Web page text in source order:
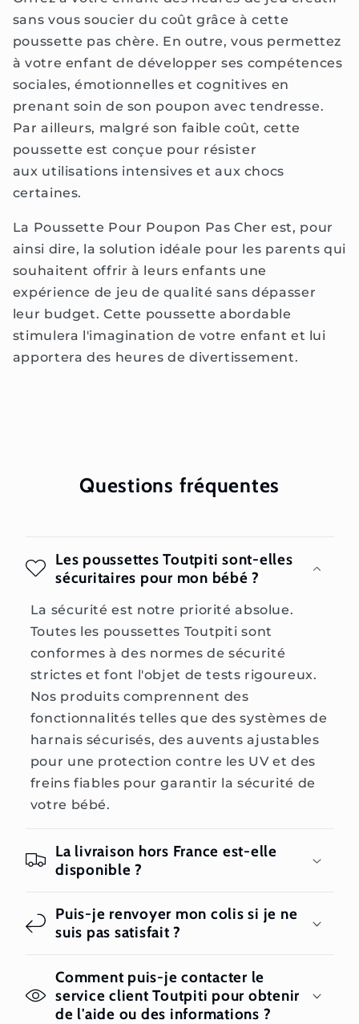
sans vous soucier du coût grâce à cette
poussette pas chère. En outre, vous permettez
à votre enfant de développer ses compétences
sociales, émotionnelles et cognitives en
prenant soin de son poupon avec tendresse.
Par ailleurs, malgré son faible coût, cette
poussette est conçue pour résister
aux utilisations intensives et aux chocs
certaines.
La Poussette Pour Poupon Pas Cher est, pour
ainsi dire, la solution idéale pour les parents qui
souhaitent offrir à leurs enfants une
expérience de jeu de qualité sans dépasser
leur budget. Cette poussette abordable
stimulera l'imagination de votre enfant et lui
apportera des heures de divertissement.
Questions fréquentes
Les poussettes Toutpiti sont-elles
sécuritaires pour mon bébé ?
La sécurité est notre priorité absolue.
Toutes les poussettes Toutpiti sont
conformes à des normes de sécurité
strictes et font l'objet de tests rigoureux.
Nos produits comprennent des
fonctionnalités telles que des systèmes de
harnais sécurisés, des auvents ajustables
pour une protection contre les UV et des
freins fiables pour garantir la sécurité de
votre bébé.
La livraison hors France est-elle
disponible ?
Puis-je renvoyer mon colis si je ne
suis pas satisfait ?
Comment puis-je contacter le
service client Toutpiti pour obtenir
de l'aide ou des informations ?